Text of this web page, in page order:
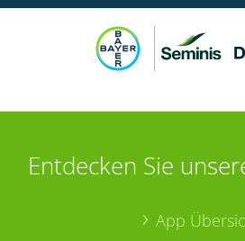
Entdecken Sie
App